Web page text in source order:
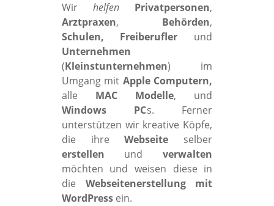
Wir helfen Privatpersonen,
Arztpraxen, Behörden,
Schulen, Freiberufler und
Unternehmen
(Kleinstunternehmen) im
Umgang mit Apple Computern,
alle MAC Modelle, und
Windows PCs. Ferner
unterstützen wir kreative Köpfe,
die ihreWebseite selber
erstellen undverwalten
möchten und weisen diese in
die Webseitenerstellung mit
WordPressein.